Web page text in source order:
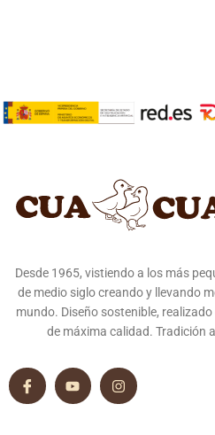
Desde 1965, vistiendo a los más
de medio siglo creando y llevando
mundo. Diseño sostenible,
de máxima calidad. Tradición